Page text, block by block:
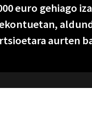
euro gehiago
aurten